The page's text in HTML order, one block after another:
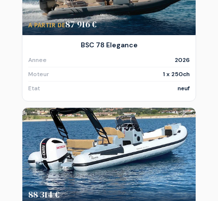
A PARTIR DE87 916 €
BSC 78 Elegance
Annee
2026
Moteur
1 x 250ch
Etat
neuf
88 314 €